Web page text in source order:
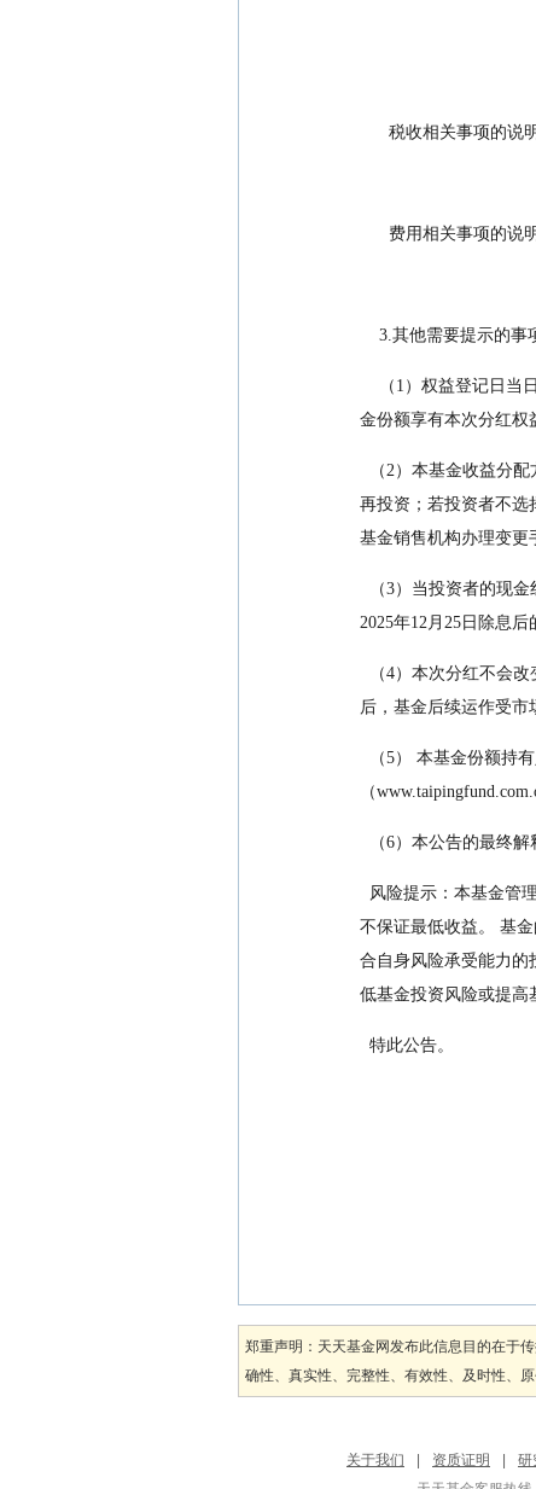
税收相关事项
费用相关事项的
3.其他需要提示的事
金份额享有本次分红权
再投资；若投资者不选
基金销售机构办理变更
2025年12月25日除息
后，基金后续运作受市
（
（6）本公告的最终
不保证最低收益。 基
合自身风险承受能力的
低基金投资风险或提高
  特此公告。
郑重声明：天天基金网发布此信息目的在于
确性、真实性、完整性、有效性、及时性、
关于我们
资质证明 研